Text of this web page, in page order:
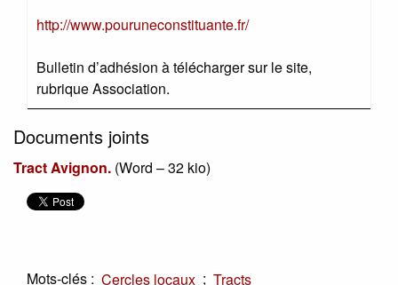
http://www.pouruneconstituante.fr/
Bulletin d’adhésion à télécharger sur le site,
rubrique Association.
Documents joints
Tract Avignon. (Word – 32 kio)
Mots-clés : Cercles locaux ; Tracts